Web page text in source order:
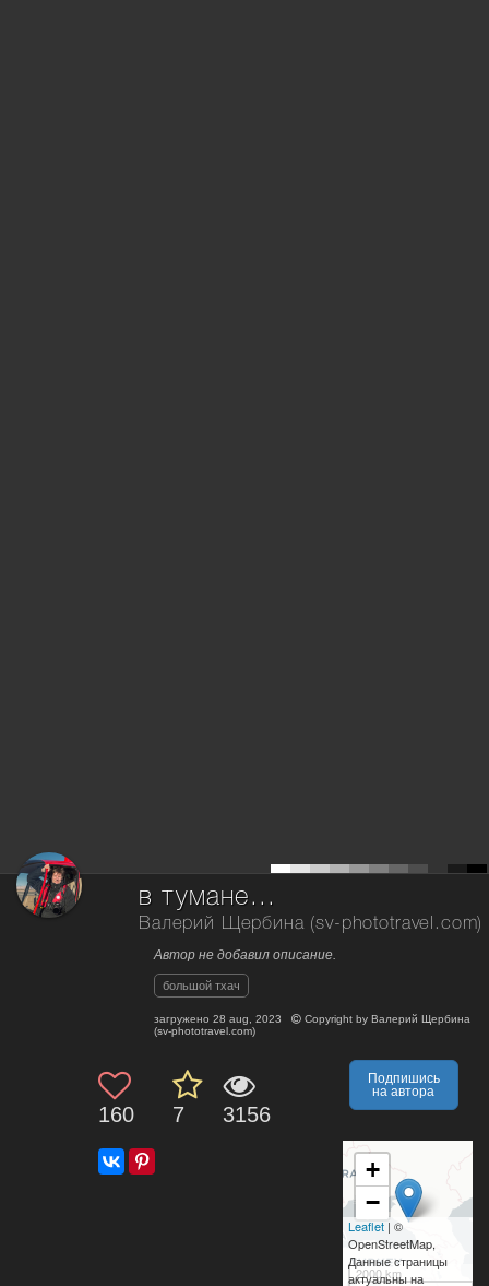
в тумане...
Валерий Щербина (sv-phototravel.com)
Автор не добавил описание.
большой тхач
загружено 28 aug, 2023 Copyright by Валерий Щербина
(sv-phototravel.com)
160 7 3156
Подпишись
на автора
+
−
2000 km
Leaflet| ©
OpenStreetMap,
Данные страницы
актуальны на